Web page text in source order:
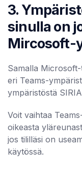
3.
sinulla on
Mircosoft-
Samalla
eri Teams-
ympäristöstä
Voit vaihtaa
oikeasta
jos tililläsi on
käytössä.